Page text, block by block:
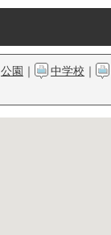
公園 ｜ 中学校 ｜